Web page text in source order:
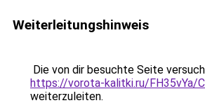
Weiterleitungshinweis
Die von dir besuchte Seite
https://vorota-kalitki.ru/FH35vYa/
weiterzuleiten.